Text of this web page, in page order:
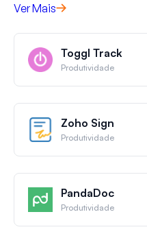
Ver Mais
Toggl Track
Produtividade
Zoho Sign
Produtividade
PandaDoc
Produtividade